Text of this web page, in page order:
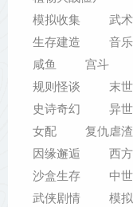
模拟收集
武术
生存建造
音
咸鱼
宫斗
规则怪谈
末世
史诗奇幻
异
女配
复仇虐渣
因缘邂逅
西
沙盒生存
中
武侠剧情
模